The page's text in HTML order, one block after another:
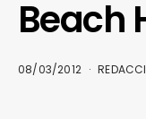
Beach
08/03/2012